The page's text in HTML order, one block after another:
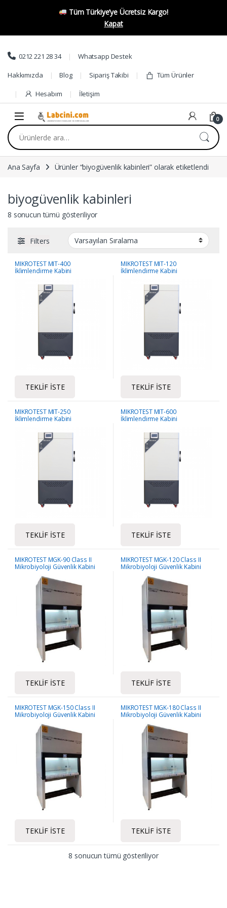
Tüm Türkiye’ye Ücretsiz Kargo!
Kapat
Skip to navigation
Skip to content
0212 221 28 34 Whatsapp Destek
Hakkımızda Blog Sipariş Takibi Tüm Ürünler
Hesabım İletişim
0
Ara:
Ana Sayfa Ürünler “biyogüvenlik kabinleri” olarak etiketlendi
biyogüvenlik kabinleri
8 sonucun tümü gösteriliyor
Filters
MIKROTEST MIT-400
İklimlendirme Kabini
TEKLIF İSTE
MIKROTEST MIT-120
İklimlendirme Kabini
TEKLIF İSTE
MIKROTEST MIT-250
İklimlendirme Kabini
TEKLIF İSTE
MIKROTEST MIT-600
İklimlendirme Kabini
TEKLIF İSTE
MIKROTEST MGK-90 Class II
Mikrobiyoloji Güvenlik Kabini
TEKLIF İSTE
MIKROTEST MGK-120 Class II
Mikrobiyoloji Güvenlik Kabini
TEKLIF İSTE
MIKROTEST MGK-150 Class II
Mikrobiyoloji Güvenlik Kabini
TEKLIF İSTE
MIKROTEST MGK-180 Class II
Mikrobiyoloji Güvenlik Kabini
TEKLIF İSTE
8 sonucun tümü gösteriliyor